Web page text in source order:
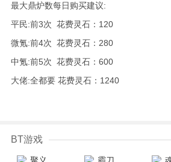
最大鼎炉数每日购买建议:
平民:前3次 花费灵石：120
微氪:前4次 花费灵石：280
中氪:前5次 花费灵石：600
大佬:全都要 花费灵石：1240
BT游戏